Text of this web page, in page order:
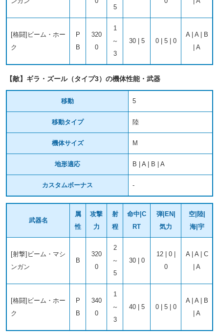
5
[格闘]ビーム・ホー
ク
P
B
320
0
1
～
3
30 | 5 0 | 5 | 0
A | A | B
| A
【敵】ギラ・ズール（タイプ3）の機体性能・武器
移動 5
移動タイプ 陸
機体サイズ M
地形適応 B | A | B | A
カスタムボーナス -
武器名
属
性
攻撃
力
射
程
命中|C
RT
弾|EN|
気力
空|陸|
海|宇
[射撃]ビーム・マシ
ンガン
B
320
0
2
～
5
30 | 0
12 | 0 |
0
A | A | C
| A
[格闘]ビーム・ホー
ク
P
B
340
0
1
～
3
40 | 5 0 | 5 | 0
A | A | B
| A